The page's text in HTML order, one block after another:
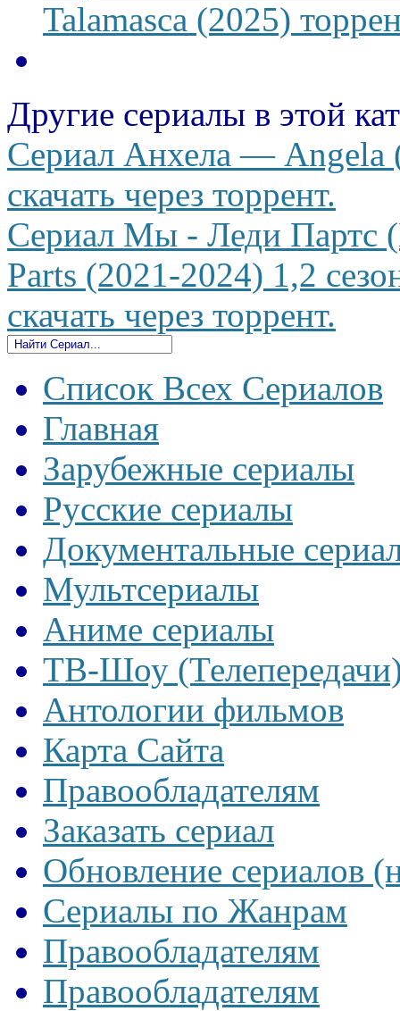
Talamasca (2025)
Другие сериалы в этой
Сериал Анхела — Angela
скачать через торрент.
Сериал Мы - Леди Партс
Parts (2021-2024) 1,2
скачать через торрент.
Список Всех Сериалов
Главная
Зарубежные сериалы
Русские сериалы
Документальные
Мультсериалы
Аниме сериалы
ТВ-Шоу
Антологии фильмов
Карта Сайта
Правообладателям
Заказать сериал
Обновление сериалов
Сериалы по Жанрам
Правообладателям
Правообладателям